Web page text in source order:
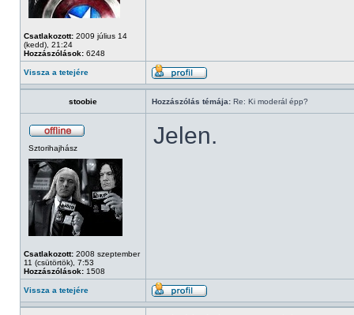
Csatlakozott: 2009 július 14
(kedd), 21:24
Hozzászólások: 6248
Vissza a tetejére
stoobie Hozzászólás témája: Re: Ki moderál épp?
Sztorihajhász
Csatlakozott: 2008 szeptember
11 (csütörtök), 7:53
Hozzászólások: 1508
Jelen.
Vissza a tetejére